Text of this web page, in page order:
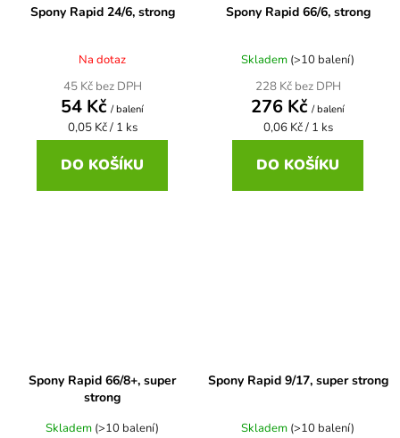
Spony Rapid 24/6, strong
Na dotaz
45 Kč bez DPH
54 Kč / balení
Měrná
cena:
0,05 Kč / 1 ks
DO KOŠÍKU
Spony Rapid 66/6, strong
Skladem (>10 balení)
228 Kč bez DPH
276 Kč / balení
Měrná
cena:
0,06 Kč / 1 ks
DO KOŠÍKU
Spony Rapid 66/8+, super
strong
Skladem (>10 balení)
Spony Rapid 9/17, super strong
Skladem (>10 balení)